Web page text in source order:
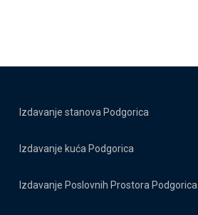
Izdavanje stanova Podgorica
Izdavanje kuća Podgorica
Izdavanje Poslovnih Prostora Podgorica